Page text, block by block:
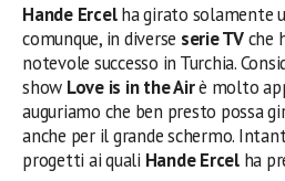
Hande Ercelha girato solamente
comunque, in diverse serie TVche
notevole successo in Turchia.
show Love is in the Airè molto
auguriamo che ben presto possa
anche per il grande schermo.
progetti ai quali Hande Ercelha